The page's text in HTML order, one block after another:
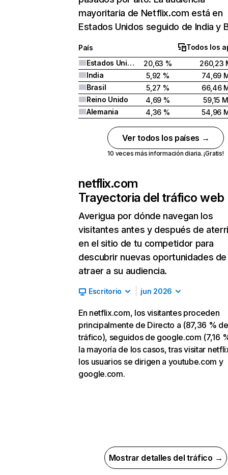
mayoritaria de Netflix.com está en
Estados Unidos seguido de India y
País
Todos los
Estados Unidos
20,63 %
260,23
India
5,92 %
74,69
Brasil
5,27 %
66,46
Reino Unido
4,69 %
59,15 M
Alemania
4,36 % 54,96
Ver todos los países →
10 veces más información diaria. ¡Gratis!
netflix.com
Trayectoria del tráfico web
Averigua por dónde navegan los
visitantes antes y después de
en el sitio de tu competidor para
descubrir nuevas oportunidades de
atraer a su audiencia.
Escritorio jun 2026
En netflix.com, los visitantes proceden
principalmente de Directo a (87,36 % de
tráfico), seguidos de google.com (7,16
la mayoría de los casos, tras visitar
los usuarios se dirigen a youtube.com y
google.com.
Mostrar detalles del tráfico →